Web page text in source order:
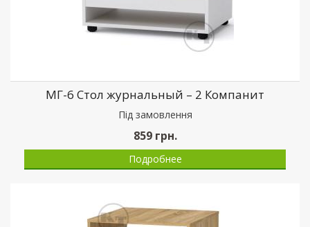
МГ-6 Стол журнальный – 2 Компанит
Пiд замовлення
859грн.
Подробнее